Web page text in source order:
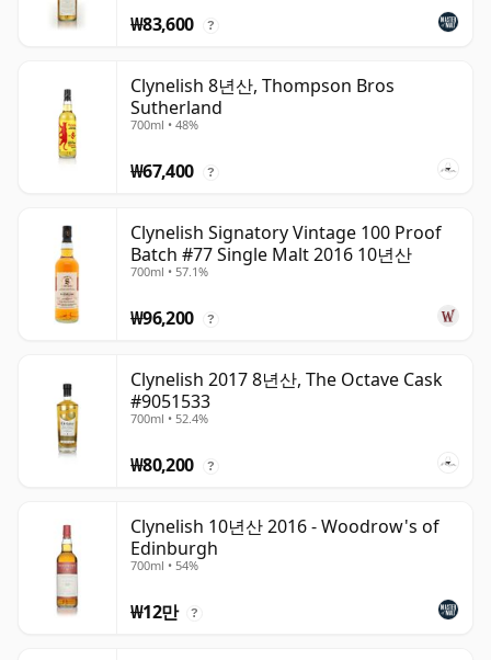
₩83,600 ?
Clynelish 8년산, Thompson Bros
Sutherland
700ml • 48%
₩67,400 ?
Clynelish Signatory Vintage 100 Proof
Batch #77 Single Malt 2016 10년산
700ml • 57.1%
₩96,200 ?
Clynelish 2017 8년산, The Octave Cask
#9051533
700ml • 52.4%
₩80,200 ?
Clynelish 10년산 2016 - Woodrow's of
Edinburgh
700ml • 54%
₩12만 ?